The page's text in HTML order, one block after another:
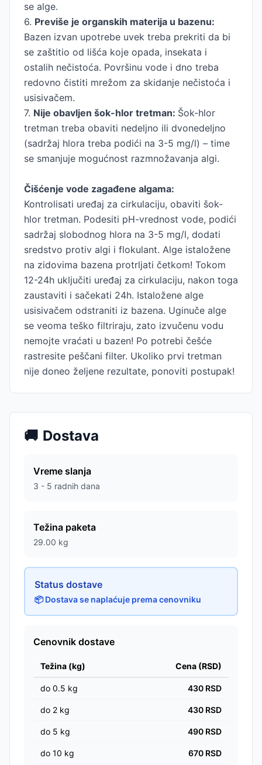
se alge.
6. Previše je organskih materija u bazenu:
Bazen izvan upotrebe uvek treba prekriti da bi
se zaštitio od lišća koje opada, insekata i
ostalih nečistoća. Površinu vode i dno treba
redovno čistiti mrežom za skidanje nečistoća i
usisivačem.
7. Nije obavljen šok-hlor tretman: Šok-hlor
tretman treba obaviti nedeljno ili dvonedeljno
(sadržaj hlora treba podići na 3-5 mg/l) – time
se smanjuje mogućnost razmnožavanja algi.
Čišćenje vode zagađene algama:
Kontrolisati uređaj za cirkulaciju, obaviti šok-
hlor tretman. Podesiti pH-vrednost vode, podići
sadržaj slobodnog hlora na 3-5 mg/l, dodati
sredstvo protiv algi i flokulant. Alge istaložene
na zidovima bazena protrljati četkom! Tokom
12-24h uključiti uređaj za cirkulaciju, nakon toga
zaustaviti i sačekati 24h. Istaložene alge
usisivačem odstraniti iz bazena. Uginuče alge
se veoma teško filtriraju, zato izvučenu vodu
nemojte vraćati u bazen! Po potrebi češće
rastresite peščani filter. Ukoliko prvi tretman
nije doneo željene rezultate, ponoviti postupak!
🚚 Dostava
Vreme slanja
3 - 5 radnih dana
Težina paketa
29.00 kg
Status dostave
📦 Dostava se naplaćuje prema cenovniku
Cenovnik dostave
Težina (kg) Cena (RSD)
do 0.5 kg 430 RSD
do 2 kg 430 RSD
do 5 kg 490 RSD
do 10 kg 670 RSD